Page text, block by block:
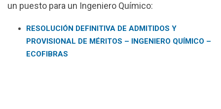
un puesto para un Ingeniero Químico:
RESOLUCIÓN DEFINITIVA DE ADMITIDOS Y
PROVISIONAL DE MÉRITOS – INGENIERO QUÍMICO –
ECOFIBRAS